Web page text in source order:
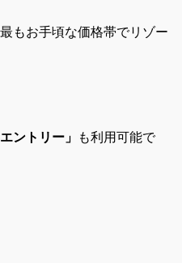
もお手頃な価格帯でリゾー
ントリー」
も利用可能で